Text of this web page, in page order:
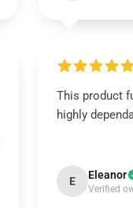
This product
highly
E Eleanor
Verified